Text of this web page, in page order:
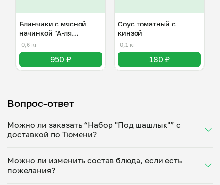
Блинчики с мясной
начинкой "А-ля
болоньезе"
0,6 кг
950 ₽
Соус томатный с
кинзой
0,1 кг
180 ₽
Вопрос-ответ
Можно ли заказать “Набор "Под шашлык"” с
доставкой по Тюмени?
Укажите удобное время — и получите свежее
домашнее блюдо в большой порции прямо с плиты.
Можно ли изменить состав блюда, если есть
пожелания?